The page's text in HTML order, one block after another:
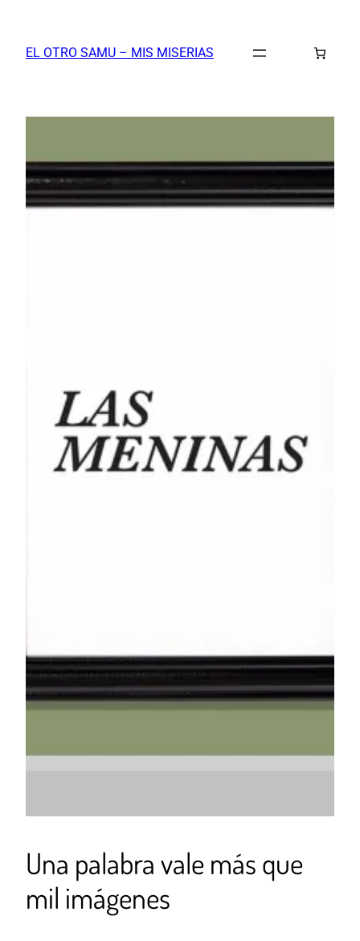
contenido
EL OTRO SAMU – MIS MISERIAS
Una palabra vale más que
mil imágenes